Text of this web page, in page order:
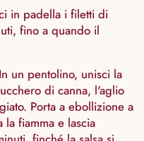
in padella i filetti di
fino a quando il
un pentolino, unisci la
di canna, l'aglio
Porta a ebollizione a
fiamma e lascia